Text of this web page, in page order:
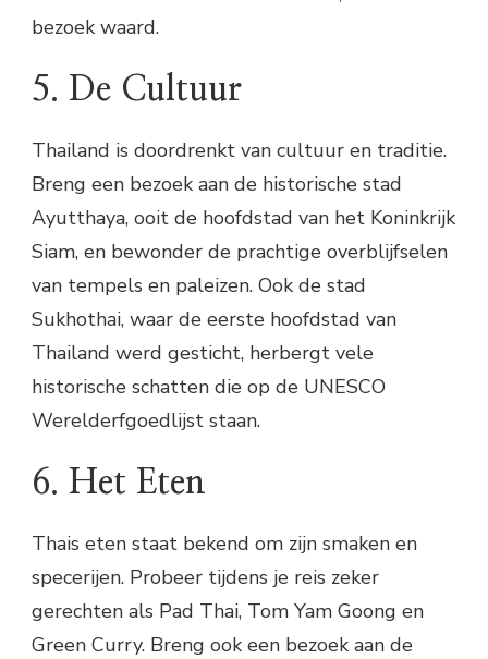
bezoek waard.
5. De Cultuur
Thailand is doordrenkt van cultuur en traditie.
Breng een bezoek aan de historische stad
Ayutthaya, ooit de hoofdstad van het Koninkrijk
Siam, en bewonder de prachtige overblijfselen
van tempels en paleizen. Ook de stad
Sukhothai, waar de eerste hoofdstad van
Thailand werd gesticht, herbergt vele
historische schatten die op de UNESCO
Werelderfgoedlijst staan.
6. Het Eten
Thais eten staat bekend om zijn smaken en
specerijen. Probeer tijdens je reis zeker
gerechten als Pad Thai, Tom Yam Goong en
Green Curry. Breng ook een bezoek aan de